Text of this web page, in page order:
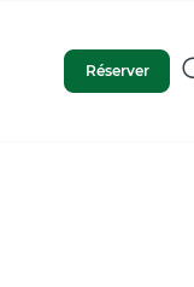
Réserver